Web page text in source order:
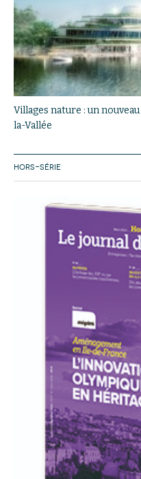
Villages nature : un
la-Vallée
HORS-SÉRIE